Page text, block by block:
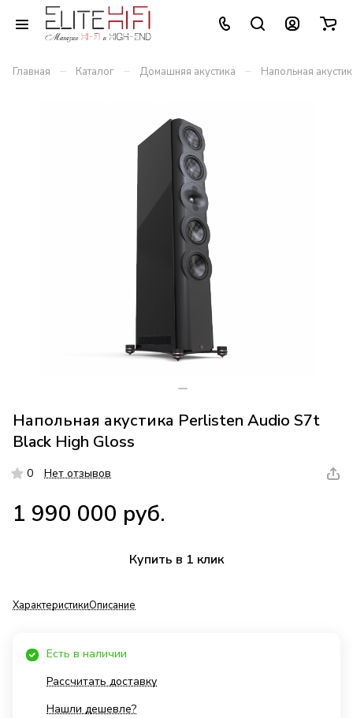
Главная – Каталог – Домашняя акустика – Напольная
Напольная акустика Perlisten Audio S7t
Black High Gloss
0 Нет отзывов
1 990 000 руб.
Купить в 1 клик
ХарактеристикиОписание
Есть в наличии
Рассчитать доставку
Нашли дешевле?